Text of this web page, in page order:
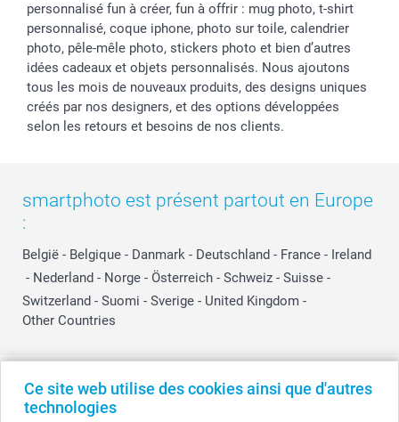
Ce site web utilise des cookies ainsi que d'autres
technologies
personnalisé fun à créer, fun à offrir : mug photo, t-shirt
personnalisé, coque iphone, photo sur toile, calendrier
photo, pêle-mêle photo, stickers photo et bien d’autres
idées cadeaux et objets personnalisés. Nous ajoutons
tous les mois de nouveaux produits, des designs uniques
créés par nos designers, et des options développées
selon les retours et besoins de nos clients.
smartphoto est présent partout en Europe
:
België - Belgique - Danmark - Deutschland - France - Ireland
- Nederland - Norge - Österreich - Schweiz - Suisse -
Switzerland - Suomi - Sverige - United Kingdom -
Other Countries
Tous les prix sont en EURO (€), TVA incluse et hors frais de port.